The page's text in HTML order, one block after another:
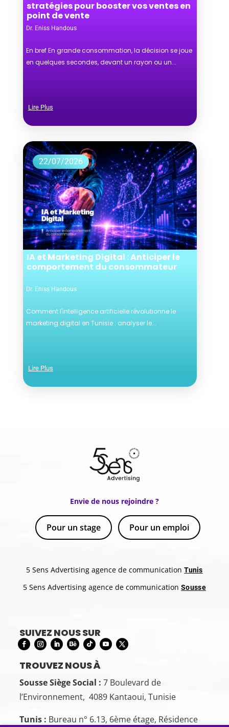
stratégies pour booster vos ventes en
point de vente
Dr. Eniss Handous
En bref En grande consommation, la décision se joue
en quelques secondes, devant un rayon ou un...
Lire Plus
IA et Marketing Digital : Anticiper le
comportement du consommateur
Dr. Eniss Handous
22/07/2026
Comment l'intelligence artificielle révolutionne le
marketing digital en Tunisie : analyser le...
Lire Plus
Envie de nous rejoindre ?
Pour un stage Pour un emploi
5 Sens Advertising agence de communicationTunis
5 Sens Advertising agence de communicationSousse
SUIVEZ NOUS SUR
TROUVEZ NOUS À
Sousse Siège Social : 7 Boulevard de
l’Environnement, 4089 Kantaoui, Tunisie
Tunis : Bureau n° 6.13, 6ème étage, Résidence